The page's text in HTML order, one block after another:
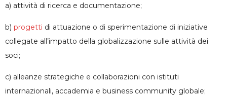
a) attività di ricerca e documentazione;
b) progetti di attuazione o di sperimentazione di iniziative
collegate all’impatto della globalizzazione sulle attività dei
soci;
c) alleanze strategiche e collaborazioni con istituti
internazionali, accademia e business community globale;